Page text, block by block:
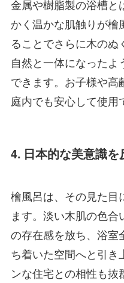
金属や樹脂製の浴槽と
かく温かな肌触りが檜
ることでさらに木の
自然と一体になった
できます。お子様や高
庭内でも安心して使用
4. 日本的な美意識
檜風呂は、その見た目
ます。淡い木肌の色
の存在感を放ち、浴室
ち着いた空間へと引
ンな住宅との相性も抜